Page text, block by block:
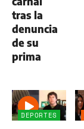
tras la
denuncia
de su
prima
DEPORTES